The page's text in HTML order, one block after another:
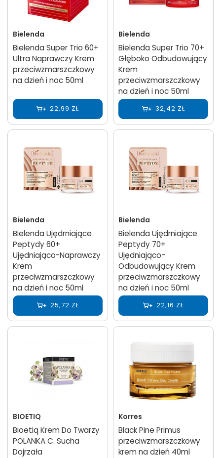
Bielenda
Bielenda Super Trio 60+
Ultra Naprawczy Krem
przeciwzmarszczkowy
na dzień i noc 50ml
22,99 ZŁ
Bielenda
Bielenda Super Trio 70+
Głęboko Odbudowujący
Krem
przeciwzmarszczkowy
na dzień i noc 50ml
32,42 ZŁ
Bielenda
Bielenda Ujędrniające
Peptydy 60+
Ujędniająco-Naprawczy
Krem
przeciwzmarszczkowy
na dzień i noc 50ml
25,72 ZŁ
Bielenda
Bielenda Ujędrniające
Peptydy 70+
Ujędniająco-
Odbudowujący Krem
przeciwzmarszczkowy
na dzień i noc 50ml
22,16 ZŁ
BIOETIQ
Bioetiq Krem Do Twarzy
POLANKA C. Sucha
Dojrzała
Korres
Black Pine Primus
przeciwzmarszczkowy
krem na dzień 40ml